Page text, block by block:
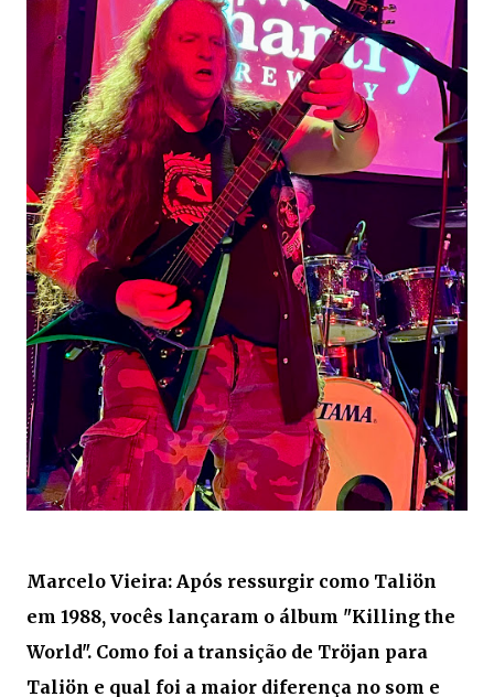
Marcelo Vieira: Após ressurgir como Taliön
em 1988, vocês lançaram o álbum "Killing the
World". Como foi a transição de Tröjan para
Taliön e qual foi a maior diferença no som e